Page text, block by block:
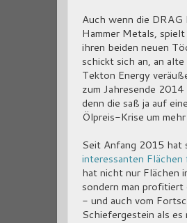
Auch wenn die
Hammer Metals,
ihren beiden neuen
schickt sich an, an
Tekton Energy
zum Jahresende
denn die saß ja auf
Ölpreis-Krise um mehr
Seit Anfang 2015 hat
interessanten
hat nicht nur Flächen
sondern man
- und auch vom
Schiefergestein als